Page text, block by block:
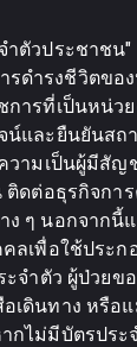
ำตัวประชาชน"
ดำรงชีวิตขอ
การที่เป็นหน่ว
น์และยืนยันส
วามเป็นผู้มีสัญ
ติดต่อธุรกิจกา
ๆ นอกจากนี้
ลเพื่อใช้ประ
ะจำตัว ผู้ป่วย
เดินทาง หรือ
กไม่มีบัตรประ